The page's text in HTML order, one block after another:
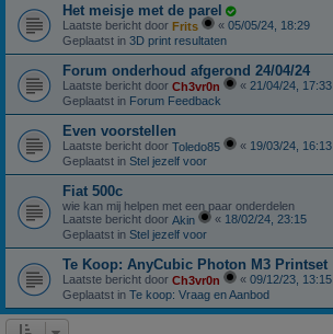
Het meisje met de parel
Laatste bericht door Frits « 05/05/24, 18:29
Geplaatst in 3D print resultaten
Forum onderhoud afgerond 24/04/24
Laatste bericht door Ch3vr0n « 21/04/24, 17:33
Geplaatst in Forum Feedback
Even voorstellen
Laatste bericht door Toledo85 « 19/03/24, 16:13
Geplaatst in Stel jezelf voor
Fiat 500c
wie kan mij helpen met een paar onderdelen
Laatste bericht door Akin « 18/02/24, 23:15
Geplaatst in Stel jezelf voor
Te Koop: AnyCubic Photon M3 Printset
Laatste bericht door Ch3vr0n « 09/12/23, 13:15
Geplaatst in Te koop: Vraag en Aanbod